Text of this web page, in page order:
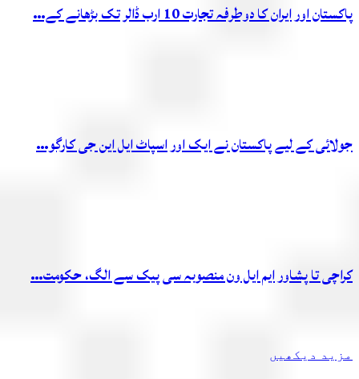
پاکستان اور ایران کا دوطرفہ تجارت 10 ارب ڈالر تک بڑھانے کے…
جولائی کے لیے پاکستان نے ایک اور اسپاٹ ایل این جی کارگو…
کراچی تا پشاور ایم ایل ون منصوبہ سی پیک سے الگ، حکومت…
مزید دیکھیں